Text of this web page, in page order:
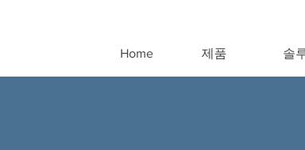
Home 제품 솔